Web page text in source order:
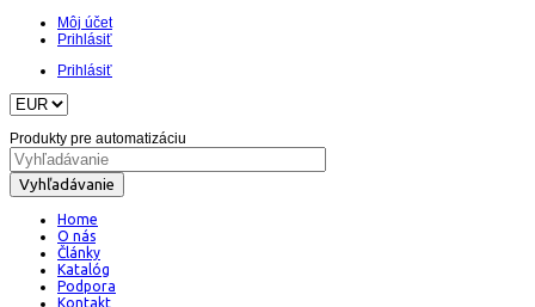
Môj účet
Prihlásiť
Prihlásiť
Produkty pre automatizáciu
Vyhľadávanie
Home
O nás
Články
Katalóg
Podpora
Kontakt